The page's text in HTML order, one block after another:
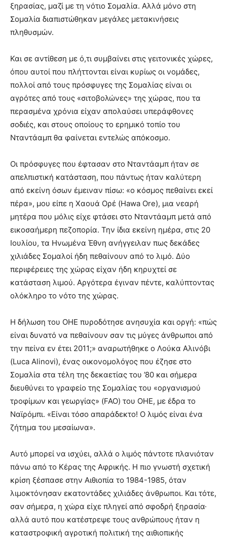
ξηρασίας, μαζί με τη νότιο Σομαλία. Αλλά μόνο στη
Σομαλία διαπιστώθηκαν μεγάλες μετακινήσεις
πληθυσμών.
Και σε αντίθεση με ό,τι συμβαίνει στις γειτονικές χώρες,
όπου αυτοί που πλήττονται είναι κυρίως οι νομάδες,
πολλοί από τους πρόσφυγες της Σομαλίας είναι οι
αγρότες από τους «σιτοβολώνες» της χώρας, που τα
περασμένα χρόνια είχαν απολαύσει υπεράφθονες
σοδιές, και στους οποίους το ερημικό τοπίο του
Νταντάαμπ θα φαίνεται εντελώς απόκοσμο.
Οι πρόσφυγες που έφτασαν στο Νταντάαμπ ήταν σε
απελπιστική κατάσταση, που πάντως ήταν καλύτερη
από εκείνη όσων έμειναν πίσω: «ο κόσμος πεθαίνει εκεί
πέρα», μου είπε η Χαουά Ορέ (Hawa Ore), μια νεαρή
μητέρα που μόλις είχε φτάσει στο Νταντάαμπ μετά από
εικοσαήμερη πεζοπορία. Την ίδια εκείνη ημέρα, στις 20
Ιουλίου, τα Ηνωμένα Έθνη ανήγγειλαν πως δεκάδες
χιλιάδες Σομαλοί ήδη πεθαίνουν από το λιμό. Δύο
περιφέρειες της χώρας είχαν ήδη κηρυχτεί σε
κατάσταση λιμού. Αργότερα έγιναν πέντε, καλύπτοντας
ολόκληρο το νότο της χώρας.
Η δήλωση του ΟΗΕ πυροδότησε ανησυχία και οργή: «πώς
είναι δυνατό να πεθαίνουν σαν τις μύγες άνθρωποι από
την πείνα εν έτει 2011;» αναρωτήθηκε ο Λούκα Αλινόβι
(Luca Alinovi), ένας οικονομολόγος που έζησε στο
Σομαλία στα τέλη της δεκαετίας του ’80 και σήμερα
διευθύνει το γραφείο της Σομαλίας του «οργανισμού
τροφίμων και γεωργίας» (FAO) του ΟΗΕ, με έδρα το
Ναϊρόμπι. «Είναι τόσο απαράδεκτο! Ο λιμός είναι ένα
ζήτημα του μεσαίωνα».
Αυτό μπορεί να ισχύει, αλλά ο λιμός πάντοτε πλανιόταν
πάνω από το Κέρας της Αφρικής. Η πιο γνωστή σχετική
κρίση ξέσπασε στην Αιθιοπία το 1984-1985, όταν
λιμοκτόνησαν εκατοντάδες χιλιάδες άνθρωποι. Και τότε,
σαν σήμερα, η χώρα είχε πληγεί από σφοδρή ξηρασία·
αλλά αυτό που κατέστρεψε τους ανθρώπους ήταν η
καταστροφική αγροτική πολιτική της αιθιοπικής